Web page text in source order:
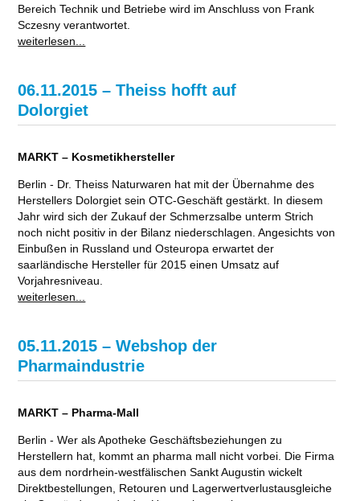
Bereich Technik und Betriebe wird im Anschluss von Frank
Sczesny verantwortet.
weiterlesen...
06.11.2015 – Theiss hofft auf
Dolorgiet
MARKT – Kosmetikhersteller
Berlin - Dr. Theiss Naturwaren hat mit der Übernahme des
Herstellers Dolorgiet sein OTC-Geschäft gestärkt. In diesem
Jahr wird sich der Zukauf der Schmerzsalbe unterm Strich
noch nicht positiv in der Bilanz niederschlagen. Angesichts von
Einbußen in Russland und Osteuropa erwartet der
saarländische Hersteller für 2015 einen Umsatz auf
Vorjahresniveau.
weiterlesen...
05.11.2015 – Webshop der
Pharmaindustrie
MARKT – Pharma-Mall
Berlin - Wer als Apotheke Geschäftsbeziehungen zu
Herstellern hat, kommt an pharma mall nicht vorbei. Die Firma
aus dem nordrhein-westfälischen Sankt Augustin wickelt
Direktbestellungen, Retouren und Lagerwertverlustausgleiche